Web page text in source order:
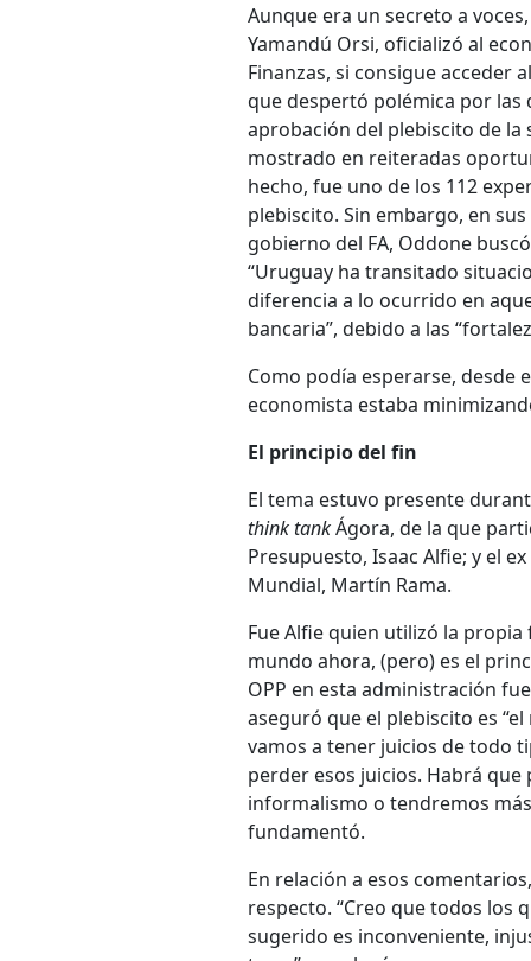
Aunque era un secreto a
Yamandú Orsi, oficializó al
Finanzas, si consigue acceder
que despertó polémica por las
aprobación del plebiscito de la
mostrado en reiteradas
hecho, fue uno de los 112
plebiscito. Sin embargo, en
gobierno del FA, Oddone
“Uruguay ha transitado
diferencia a lo ocurrido en
bancaria”, debido a las
Como podía esperarse, desde
economista estaba
El principio del fin
El tema estuvo presente
think tankÁgora, de la que
Presupuesto, Isaac Alfie; y el
Mundial, Martín Rama.
Fue Alfie quien utilizó la
mundo ahora, (pero) es el
OPP en esta administración
aseguró que el plebiscito es
vamos a tener juicios de todo
perder esos juicios. Habrá
informalismo o tendremos
fundamentó.
En relación a esos
respecto. “Creo que todos los
sugerido es inconveniente,